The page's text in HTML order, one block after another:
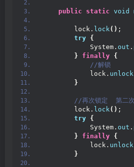
public static void
        lock.
lock () ;
try {
            System.
out .
}
finally {
//解锁
            lock.
unlock
}
//再次锁定  第二次
        lock.
lock () ;
try {
            System.
out .
}
finally {
            lock.
unlock
}